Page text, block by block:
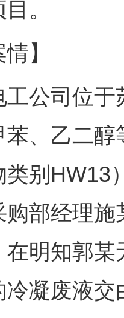
。
】
司位于
、乙二
类别HW13
购部经理
在明知郭
凝废液